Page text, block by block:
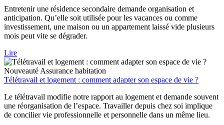
Entretenir une résidence secondaire demande organisation et
anticipation. Qu’elle soit utilisée pour les vacances ou comme
investissement, une maison ou un appartement laissé vide plusieurs
mois peut vite se dégrader.
Lire
Nouveauté Assurance habitation
Télétravail et logement : comment adapter son espace de vie ?
Le télétravail modifie notre rapport au logement et demande souvent
une réorganisation de l’espace. Travailler depuis chez soi implique
de concilier vie professionnelle et personnelle dans un même lieu.